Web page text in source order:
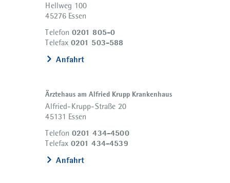
Hellweg 100
45276 Essen
Telefon 0201 805-0
Telefax 0201 503-588
Anfahrt
Ärztehaus am Alfried Krupp Krankenhaus
Alfried-Krupp-Straße 20
45131 Essen
Telefon 0201 434-4500
Telefax 0201 434-4539
Anfahrt